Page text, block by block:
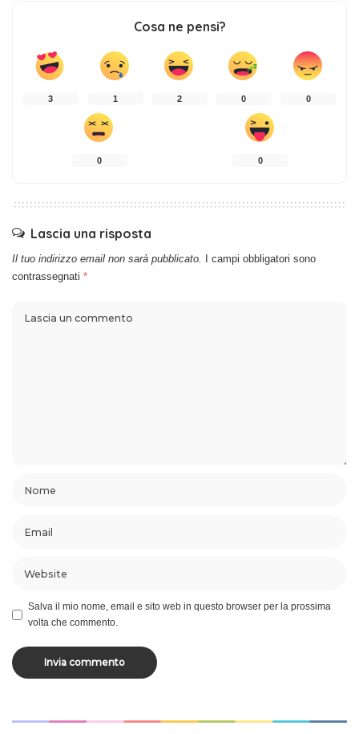
Cosa ne pensi?
3 1 2 0 0
0 0
Lascia una risposta
Il tuo indirizzo email non sarà pubblicato.
I campi obbligatori sono
contrassegnati *
Salva il mio nome, email e sito web in questo browser per la prossima
volta che commento.